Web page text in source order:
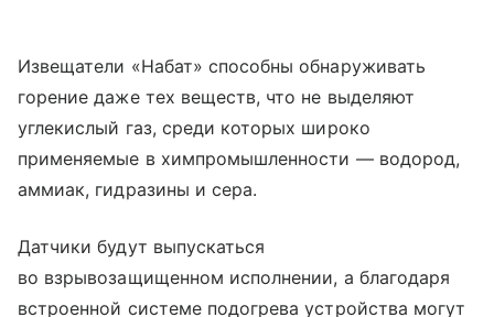
Извещатели «Набат» способны обнаруживать
горение даже тех веществ, что не выделяют
углекислый газ, среди которых широко
применяемые в химпромышленности — водород,
аммиак, гидразины и сера.
Датчики будут выпускаться
во взрывозащищенном исполнении, а благодаря
встроенной системе подогрева устройства могут